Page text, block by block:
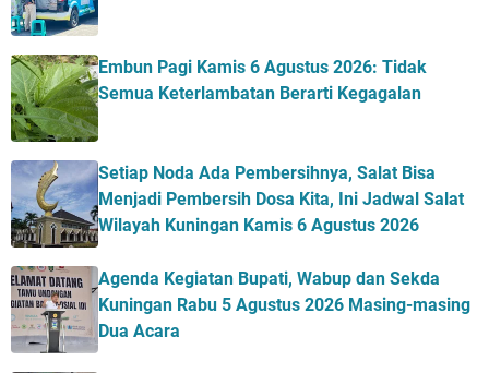
Embun Pagi Kamis 6 Agustus 2026: Tidak
Semua Keterlambatan Berarti Kegagalan
Setiap Noda Ada Pembersihnya, Salat Bisa
Menjadi Pembersih Dosa Kita, Ini Jadwal Salat
Wilayah Kuningan Kamis 6 Agustus 2026
Agenda Kegiatan Bupati, Wabup dan Sekda
Kuningan Rabu 5 Agustus 2026 Masing-masing
Dua Acara